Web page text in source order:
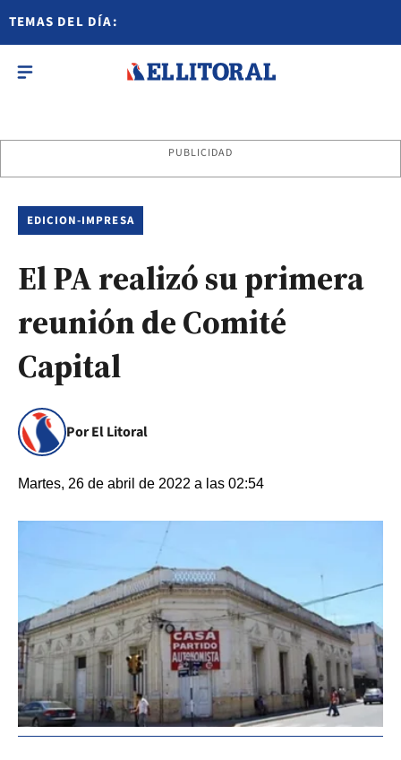
TEMAS DEL DÍA:
PUBLICIDAD
EDICION-IMPRESA
El PA realizó su primera
reunión de Comité
Capital
Por El Litoral
Martes, 26 de abril de 2022 a las 02:54